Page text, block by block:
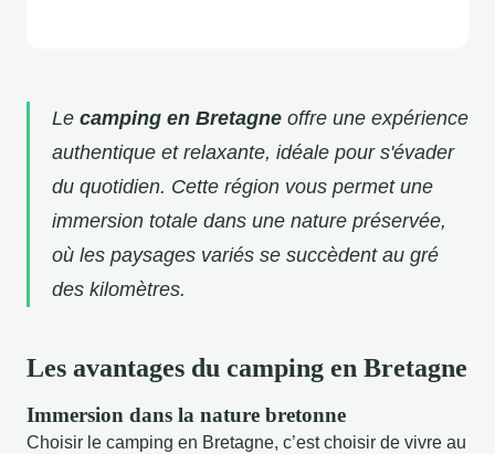
Le camping en Bretagne offre une expérience
authentique et relaxante, idéale pour s'évader
du quotidien. Cette région vous permet une
immersion totale dans une nature préservée,
où les paysages variés se succèdent au gré
des kilomètres.
Les avantages du camping en Bretagne
Immersion dans la nature bretonne
Choisir le camping en Bretagne, c’est choisir de vivre au